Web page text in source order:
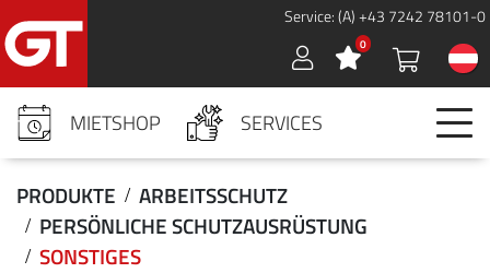
Service: (A) +43 7242 78101-0
Sign in 0
MIETSHOP SERVICES
PRODUKTE
ARBEITSSCHUTZ
PERSÖNLICHE SCHUTZAUSRÜSTUNG
SONSTIGES